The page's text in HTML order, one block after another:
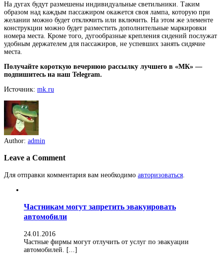
На дугах будут размешены индивидуальные светильники. Таким
образом над каждым пассажиром окажется своя лампа, которую при
желании можно будет отключить или включить. На этом же элементе
конструкции можно будет разместить дополнительные маркировки
номера места. Кроме того, дугообразные крепления сидений послужат
удобным держателем для пассажиров, не успевших занять сидячие
места.
Получайте короткую вечернюю рассылку лучшего в «МК» —
подпишитесь на наш Telegram.
Источник: mk.ru
Author: admin
Leave a Comment
Для отправки комментария вам необходимо авторизоваться
Частникам могут запретить эвакуировать
автомобили
24.01.2016
Частные фирмы могут отлучить от услуг по эвакуации
автомобилей. [...]